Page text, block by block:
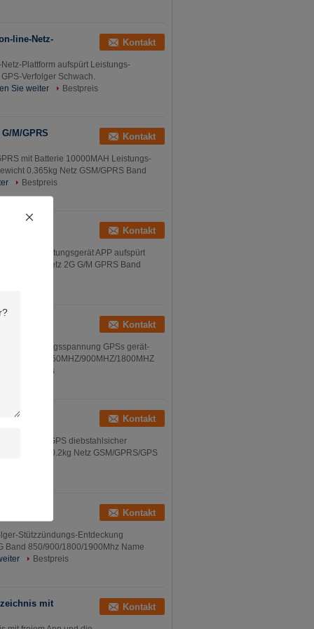
line-Netz-
Kontakt
Plattform aufspürt Leistungs-
Verfolger Schwach.
Sie weiter
Bestpreis
M/GPRS
Kontakt
mit Batterie 10000MAH Leistungs-
0.365kg Netz GSM/GPRS Band
Bestpreis
Kontakt
APP aufspürt
Verfolger Netz 2G G/M GPRS Band
Kontakt
Spurhaltungsspannung GPSs gerät-
Band 850MHZ/900MHZ/1800MHZ
Bestpreis
Kontakt
G/M GPS diebstahlsicher
Gewicht 0.2kg Netz GSM/GPRS/GPS
Kontakt
Stützzündungs-Entdeckung
Band 850/900/1800/1900Mhz Name
Bestpreis
mit
Kontakt